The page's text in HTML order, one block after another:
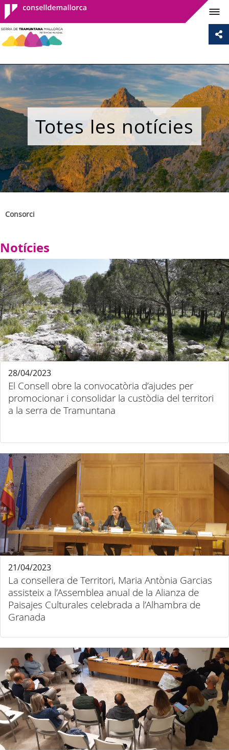
Consell de
Mallorca
Totes les notícies
Consorci
Notícies
El Consell obre la convocatòria d’ajudes per
promocionar i consolidar la custòdia del territori
a la serra de Tramuntana
28/04/2023
La consellera de Territori, Maria Antònia Garcias
assisteix a l’Assemblea anual de la Alianza de
Paisajes Culturales celebrada a l’Alhambra de
Granada
21/04/2023